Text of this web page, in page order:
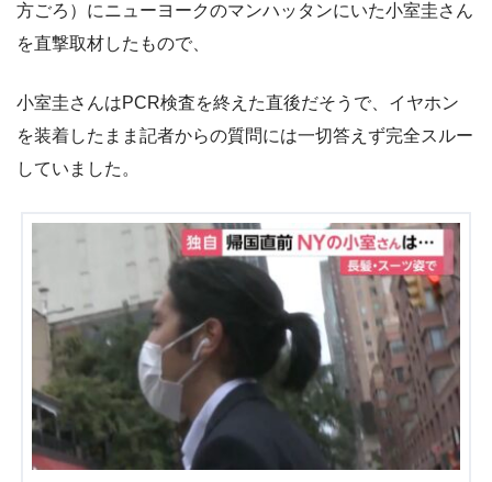
方ごろ）にニューヨークのマンハッタンにいた小室圭さん
を直撃取材したもので、
小室圭さんはPCR検査を終えた直後だそうで、イヤホン
を装着したまま記者からの質問には一切答えず完全スルー
していました。